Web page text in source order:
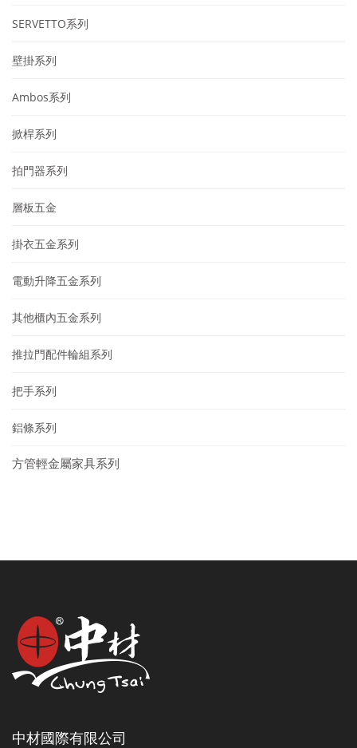
SERVETTO系列
壁掛系列
Ambos系列
掀桿系列
拍門器系列
層板五金
掛衣五金系列
電動升降五金系列
其他櫃內五金系列
推拉門配件輪組系列
把手系列
鋁條系列
方管輕金屬家具系列
中材國際有限公司